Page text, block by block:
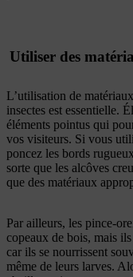
Utiliser des
L’utilisation de
insectes est essentielle.
éléments pointus qui
vos visiteurs. Si vous
poncez les bords
sorte que les alcôves
que des matériaux
Par ailleurs, les pince-
copeaux de bois, mais
car ils se nourrissent
même de leurs larves.